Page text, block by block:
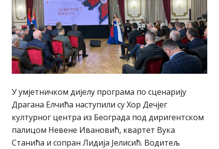
У умјетничком дијелу програма по сценарију
Драгана Елчића наступили су Хор Дечјег
културног центра из Београда под диригентском
палицом Невене Ивановић, квартет Вука
Станића и сопран Лидија Јелисић. Водитељ